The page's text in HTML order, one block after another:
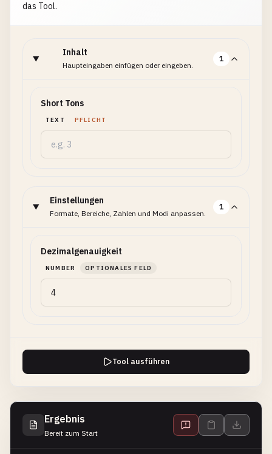
das Tool.
Inhalt
Haupteingaben einfügen oder eingeben.
1
Short Tons
TEXT PFLICHT
Einstellungen
Formate, Bereiche, Zahlen und Modi anpassen.
1
Dezimalgenauigkeit
NUMBER OPTIONALES FELD
Tool ausführen
Ergebnis
Bereit zum Start